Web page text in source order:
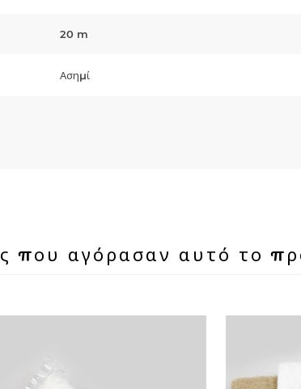
20 m
Ασημί
που αγόρασαν αυτό το